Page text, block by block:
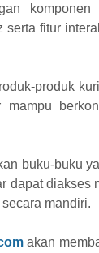
fitur
produk
buku-buku
dapat diakses
mandiri.
akan